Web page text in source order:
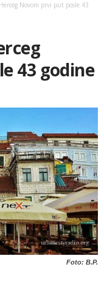
Novom prvi put posle 43
43 godine
Foto: B.P.